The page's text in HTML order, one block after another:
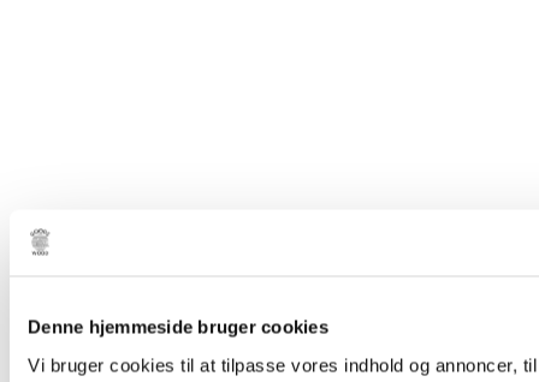
Denne hjemmeside bruger cookies
Vi bruger cookies til at tilpasse vores indhold og annoncer,